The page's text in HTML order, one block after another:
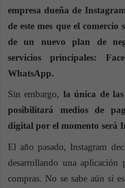
empresa dueña de
de este mes que el comercio
de un nuevo plan de
servicios principales:
WhatsApp.
Sin embargo, la única de
posibilitará medios de
digital por el momento será
El año pasado, Instagram
desarrollando una aplicación
compras. No se sabe aún si